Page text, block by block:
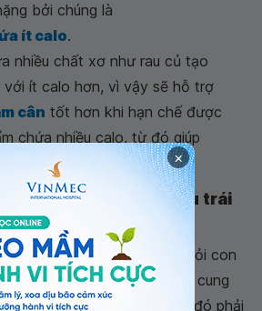
bởi chúng là
ít calo.
nhiều chất xơ như rau củ tạo
với ít calo hơn, vì vậy sẽ hỗ trợ
cân tốt hơn khi hạn chế được
chứa nhiều calo, từ đó giúp
tiêu thụ.
và vitamin trong rau trái
cho cơ thể
càng trở nên bận rộn đòi hỏi con
thực phẩm bổ dưỡng và cung
nhiên những thực phẩm đó phải
×